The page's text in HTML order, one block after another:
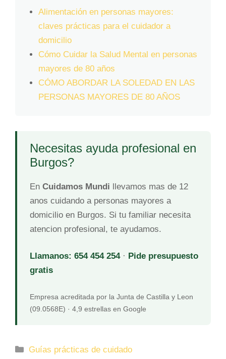
Alimentación en personas mayores:
claves prácticas para el cuidador a
domicilio
Cómo Cuidar la Salud Mental en personas
mayores de 80 años
CÓMO ABORDAR LA SOLEDAD EN LAS
PERSONAS MAYORES DE 80 AÑOS
Necesitas ayuda profesional en
Burgos?
En Cuidamos Mundi llevamos mas de 12
anos cuidando a personas mayores a
domicilio en Burgos. Si tu familiar necesita
atencion profesional, te ayudamos.
Llamanos: 654 454 254· Pide presupuesto
gratis
Empresa acreditada por la Junta de Castilla y Leon
(09.0568E) · 4,9 estrellas en Google
Guías prácticas de cuidado